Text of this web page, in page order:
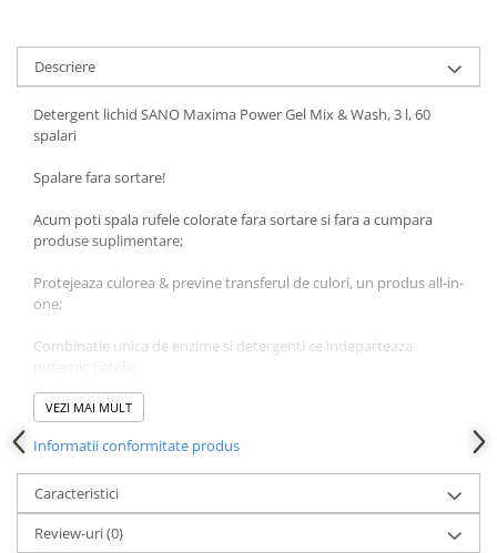
Ingrijire intima
Lotiune de corp
Produse pentru ras
Spuma de baie
Ingrijirea parului
Balsam de par
Fixativ si spuma de par
Masca & Gel de par
Servetele Umede & Uscate
Ingrijire copii
Cosmetice copii
Odorizante
Aer Conditionat
Descriere
Detergent lichid SANO Maxima Power Gel Mix & Wash, 3 l, 60
spalari
Spalare fara sortare!
Acum poti spala rufele colorate fara sortare si fara a cumpara
produse suplimentare;
Protejeaza culorea & previne transferul de culori, un produs all-in-
one;
Combinatie unica de enzime si detergenti ce indeparteaza
Eficient la toate temperaturile de spalare;
Are un parfum placut de lunga durata.
VEZI MAI MULT
Informatii conformitate produs
Caracteristici
Review-uri(0)